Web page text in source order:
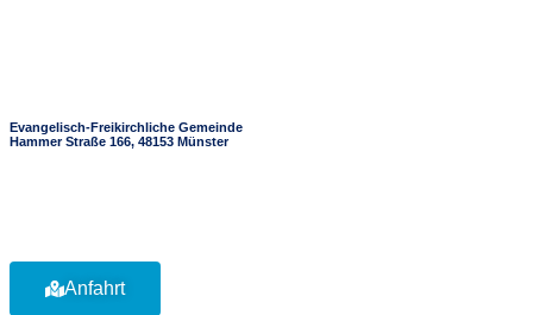
Evangelisch-Freikirchliche Gemeinde
Hammer Straße 166, 48153 Münster
Anfahrt